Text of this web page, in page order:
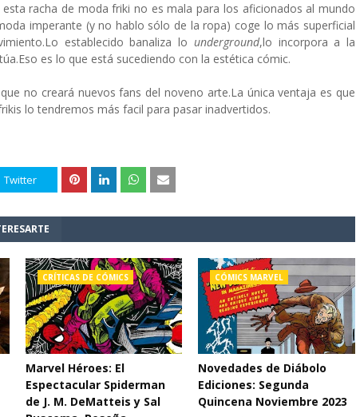
racha de moda friki no es mala para los aficionados al mundo
imperante (y no hablo sólo de la ropa) coge lo más superficial
establecido banaliza lo underground,lo incorpora a la
es lo que está sucediendo con la estética cómic.
no creará nuevos fans del noveno arte.La única ventaja es que
lo tendremos más facil para pasar inadvertidos.
Twitter
CRÍTICAS DE CÓMICS
Marvel Héroes: El
Espectacular Spiderman
de J. M. DeMatteis y Sal
CÓMICS MARVEL
Novedades de Diábolo
Ediciones: Segunda
Quincena Noviembre 2023